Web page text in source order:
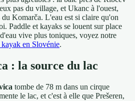
pas du village, et Ukanc à l'ouest,
Komarča. L'eau est si claire qu'on
Paddle et kayaks se louent sur place
vive plus toniques, voyez notre
en Slovénie.
: la source du lac
tombe de 78 m dans un cirque
le lac, et c'est à elle que Prešeren,